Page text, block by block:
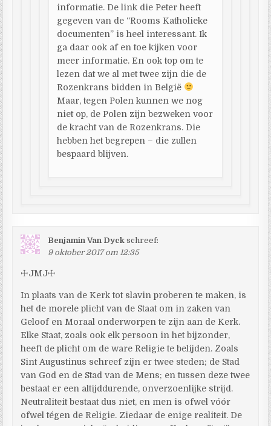
informatie. De link die Peter heeft
gegeven van de “Rooms Katholieke
documenten” is heel interessant. Ik
ga daar ook af en toe kijken voor
meer informatie. En ook top om te
lezen dat we al met twee zijn die de
Rozenkrans bidden in België
Maar, tegen Polen kunnen we nog
niet op, de Polen zijn bezweken voor
de kracht van de Rozenkrans. Die
hebben het begrepen – die zullen
bespaard blijven.
Benjamin Van Dyck schreef:
9 oktober 2017 om 12:35
☩JMJ☩
In plaats van de Kerk tot slavin proberen te maken, is
het de morele plicht van de Staat om in zaken van
Geloof en Moraal onderworpen te zijn aan de Kerk.
Elke Staat, zoals ook elk persoon in het bijzonder,
heeft de plicht om de ware Religie te belijden. Zoals
Sint Augustinus schreef zijn er twee steden; de Stad
van God en de Stad van de Mens; en tussen deze twee
bestaat er een altijddurende, onverzoenlijke strijd.
Neutraliteit bestaat dus niet, en men is ofwel vóór
ofwel tégen de Religie. Ziedaar de enige realiteit. De